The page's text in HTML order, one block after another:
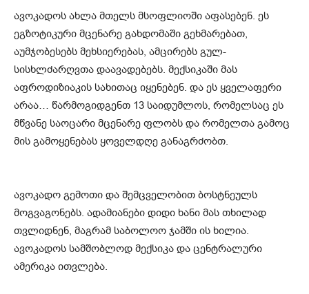
ავოკადოს ახლა მთელს მსოფლიოში აფასებენ. ეს
ეგზოტიკური მცენარე გახდომაში გეხმარებათ,
აუმჯობესებს მეხსიერებას, ამცირებს გულ-
სისხლძარღვთა დაავადებებს. მექსიკაში მას
აფროდიზიაკის სახითაც იყენებენ. და ეს ყველაფერი
არაა… წარმოგიდგენთ 13 საიდუმლოს, რომელსაც ეს
მწვანე საოცარი მცენარე ფლობს და რომელთა გამოც
მის გამოყენებას ყოველდღე განაგრძობთ.
ავოკადო გემოთი და შემცველობით ბოსტნეულს
მოგვაგონებს. ადამიანები დიდი ხანი მას თხილად
თვლიდნენ, მაგრამ საბოლოო ჯამში ის ხილია.
ავოკადოს სამშობლოდ მექსიკა და ცენტრალური
ამერიკა ითვლება.